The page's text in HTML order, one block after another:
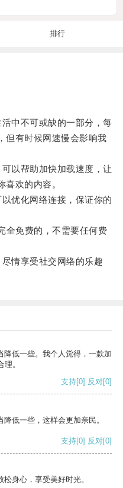
排行
中不可或缺的一部分，每
但有时候网速慢会影响我
以帮助加快加载速度，让
欢的内容。
优化网络连接，保证你的
免费的，不需要任何费
情享受社交网络的乐趣
降低一些。我个人觉得，一款加
。
支持[0] 反对[0]
低一些，这样会更加亲民。
支持[0] 反对[0]
身心，享受美好时光。